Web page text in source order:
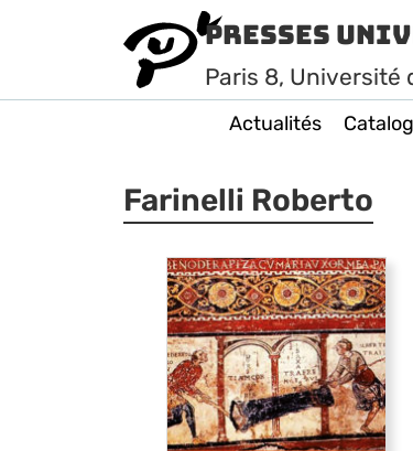
Presses
Paris 8, Université
Actualités
Farinelli Roberto